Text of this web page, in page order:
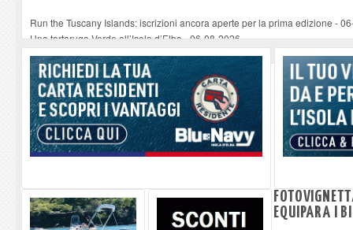
Run the Tuscany Islands: iscrizioni ancora aperte per la prima edizione -
Una tartaruga Verde all’Isola d’Elba-06-08-2026
Furgone in fiamme a Capoliveri, illeso il conducente-06-08-2026
Campo: chiusura della biblioteca comunale in occasione del Santo Patrono
A Carpani si apre la Festa di Liberazione: il programma della prima serata-
EQUIPARA I